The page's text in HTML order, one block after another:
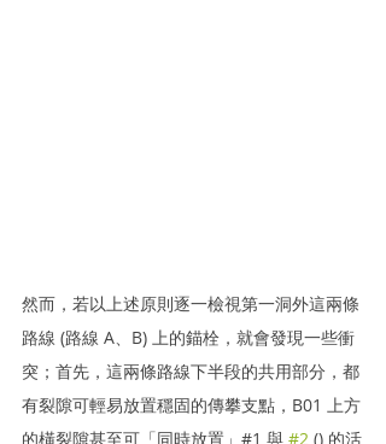
然而，若以上述原則逐一檢視第一洞外這兩條
路線 (路線 A、B) 上的錨栓，就會發現一些衝
突；首先，這兩條路線下半段的共用部分，都
有裂隙可輕易放置穩固的傳攀支點，B01 上方
的橫裂隙甚至可「同時放置」#1 與 #2 () 的活